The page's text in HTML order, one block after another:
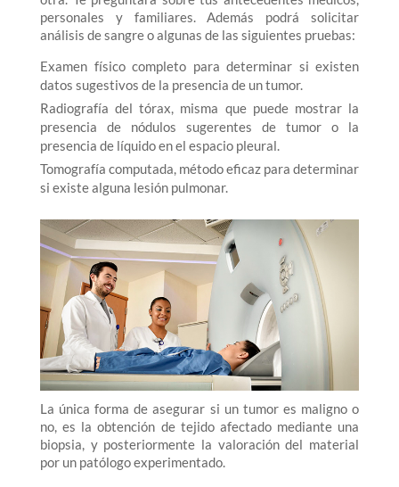
personales y familiares. Además podrá solicitar
análisis de sangre o algunas de las siguientes pruebas:
Examen físico completo para determinar si existen
datos sugestivos de la presencia de un tumor.
Radiografía del tórax, misma que puede mostrar la
presencia de nódulos sugerentes de tumor o la
presencia de líquido en el espacio pleural.
Tomografía computada, método eficaz para determinar
si existe alguna lesión pulmonar.
La única forma de asegurar si un tumor es maligno o
no, es la obtención de tejido afectado mediante una
biopsia, y posteriormente la valoración del material
por un patólogo experimentado.